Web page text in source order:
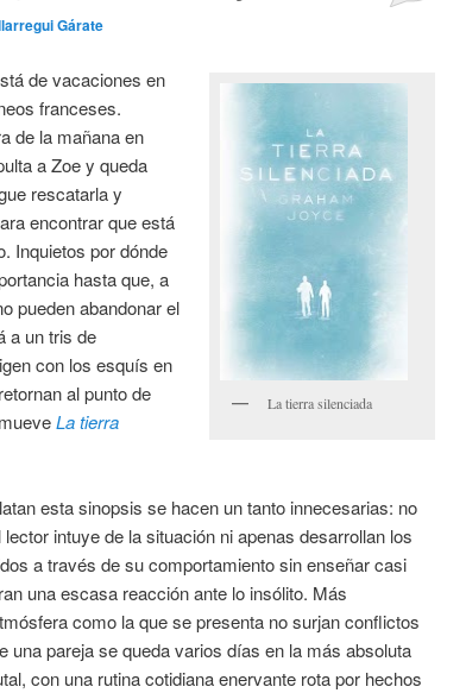
Gárate
La tierra silenciada
de vacaciones en
franceses.
de la mañana en
a Zoe y queda
rescatarla y
encontrar que está
Inquietos por dónde
hasta que, a
pueden abandonar el
a un tris de
con los esquís en
al punto de
La tierra
esta sinopsis se hacen un tanto innecesarias: no
intuye de la situación ni apenas desarrollan los
a través de su comportamiento sin enseñar casi
una escasa reacción ante lo insólito. Más
como la que se presenta no surjan conflictos
una pareja se queda varios días en la más absoluta
con una rutina cotidiana enervante rota por hechos